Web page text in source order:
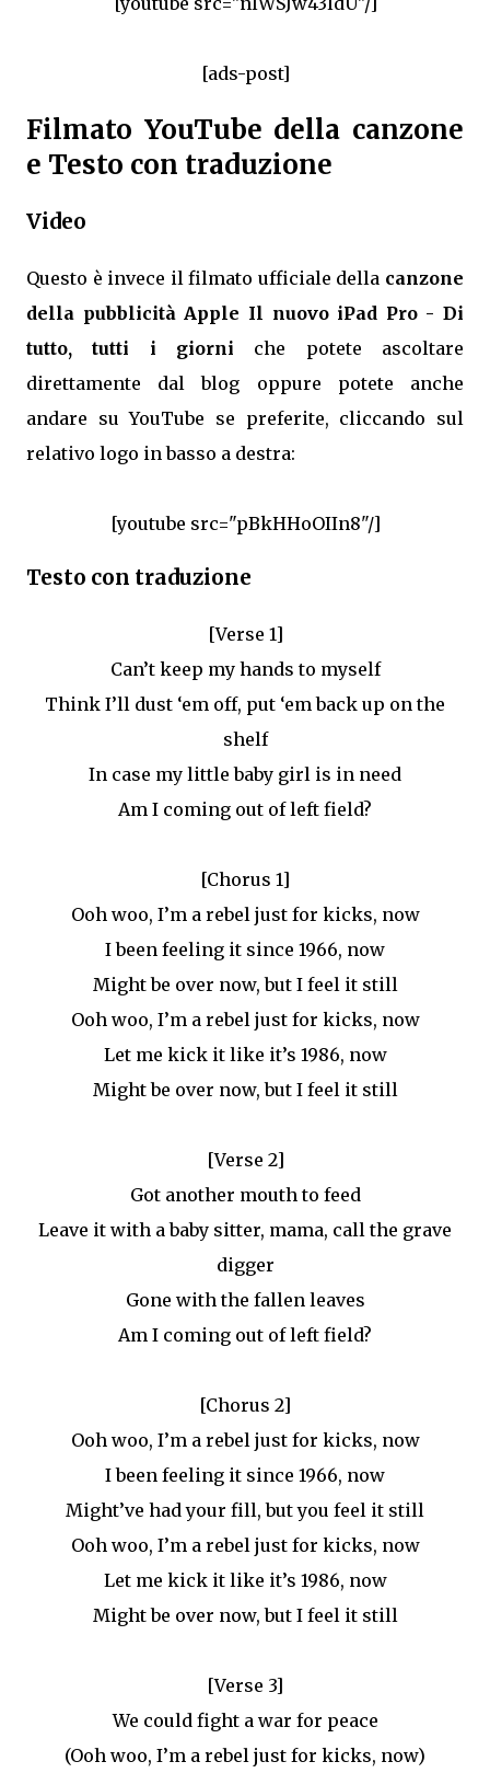
[ads-post]
Filmato YouTube della canzone
e Testo con traduzione
Video
Questo è invece il filmato ufficiale della canzone
della pubblicità Apple Il nuovo iPad Pro - Di
tutto, tutti i giorni che potete ascoltare
direttamente dal blog oppure potete anche
andare su YouTube se preferite, cliccando sul
relativo logo in basso a destra:
[youtube src="pBkHHoOIIn8"/]
Testo con traduzione
[Verse 1]
Can’t keep my hands to myself
Think I’ll dust ‘em off, put ‘em back up on the
shelf
In case my little baby girl is in need
Am I coming out of left field?
[Chorus 1]
Ooh woo, I’m a rebel just for kicks, now
I been feeling it since 1966, now
Might be over now, but I feel it still
Ooh woo, I’m a rebel just for kicks, now
Let me kick it like it’s 1986, now
Might be over now, but I feel it still
[Verse 2]
Got another mouth to feed
Leave it with a baby sitter, mama, call the grave
digger
Gone with the fallen leaves
Am I coming out of left field?
[Chorus 2]
Ooh woo, I’m a rebel just for kicks, now
I been feeling it since 1966, now
Might’ve had your fill, but you feel it still
Ooh woo, I’m a rebel just for kicks, now
Let me kick it like it’s 1986, now
Might be over now, but I feel it still
[Verse 3]
We could fight a war for peace
(Ooh woo, I’m a rebel just for kicks, now)